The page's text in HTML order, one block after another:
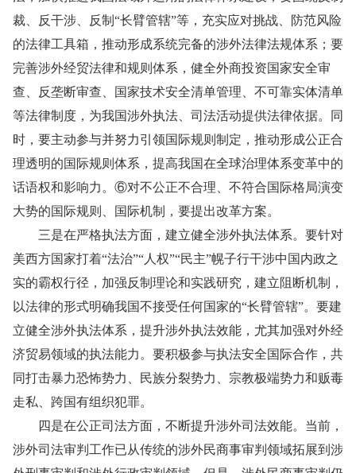
裁、反干涉、反制“长臂管辖”等，充实应对挑战、防范风险
的法律工具箱，推动形成系统完备的涉外法律法规体系；要
完善涉外经贸法律和规则体系，健全外商投资国家安全审
查、反垄断审查、国家技术安全清单管理、不可靠实体清单
等法律制度，为我国涉外执法、司法活动提供法律依据。同
时，要主动参与并努力引领国际规则制定，推动形成公正合
理透明的国际规则体系，提高我国在全球治理体系变革中的
话语权和影响力。⑥对不公正不合理、不符合国际格局演变
大势的国际规则、国际机制，要提出改革方案。
三是在严格执法方面，建立健全涉外执法体系。要针对
美西方国家打着“法治”“人权”“民主”幌子行干涉中国内政之
实的霸权行径，加强反制理论和实践研究，建立阻断机制，
以法律的形式明确我国不接受任何国家的“长臂管辖”。要建
立健全涉外执法体系，提升涉外执法效能，尤其加强对外经
济贸易领域的执法能力。要积极参与执法安全国际合作，共
同打击暴力恐怖势力、民族分裂势力、宗教极端势力和贩毒
走私、跨国有组织犯罪。
四是在公正司法方面，不断提升涉外司法效能。当前，
涉外司法审判工作已从传统的涉外民商事审判领域拓展到涉